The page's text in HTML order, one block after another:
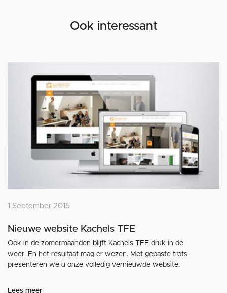
Ook interessant
1 September 2015
Nieuwe website Kachels TFE
Ook in de zomermaanden blijft Kachels TFE druk in de
weer. En het resultaat mag er wezen. Met gepaste trots
presenteren we u onze volledig vernieuwde website.
Lees meer